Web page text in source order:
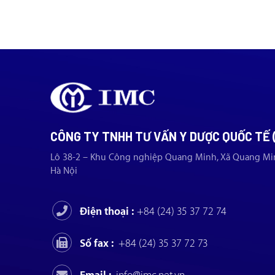
CÔNG TY TNHH TƯ VẤN Y DƯỢC QUỐC TẾ
Lô 38-2 – Khu Công nghiệp Quang Minh, Xã Quang
Hà Nội
Điện thoại : +84 (24) 35 37 72 74
Số fax : +84 (24) 35 37 72 73